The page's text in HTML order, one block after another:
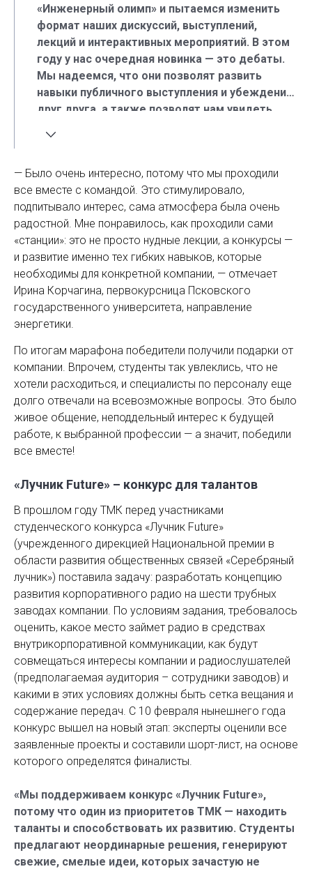
«Инженерный олимп» и пытаемся изменить
формат наших дискуссий, выступлений,
лекций и интерактивных мероприятий. В этом
году у нас очередная новинка — это дебаты.
Мы надеемся, что они позволят развить
навыки публичного выступления и убеждения
друг друга, а также позволят нам увидеть
— Было очень интересно, потому что мы проходили
все вместе с командой. Это стимулировало,
подпитывало интерес, сама атмосфера была очень
радостной. Мне понравилось, как проходили сами
«станции»: это не просто нудные лекции, а конкурсы —
и развитие именно тех гибких навыков, которые
необходимы для конкретной компании, — отмечает
Ирина Корчагина, первокурсница Псковского
государственного университета, направление
энергетики.
По итогам марафона победители получили подарки от
компании. Впрочем, студенты так увлеклись, что не
хотели расходиться, и специалисты по персоналу еще
долго отвечали на всевозможные вопросы. Это было
живое общение, неподдельный интерес к будущей
работе, к выбранной профессии — а значит, победили
все вместе!
«Лучник Future» – конкурс для талантов
В прошлом году ТМК перед участниками
студенческого конкурса «Лучник Future»
(учрежденного дирекцией Национальной премии в
области развития общественных связей «Серебряный
лучник») поставила задачу: разработать концепцию
развития корпоративного радио на шести трубных
заводах компании. По условиям задания, требовалось
оценить, какое место займет радио в средствах
внутрикорпоративной коммуникации, как будут
совмещаться интересы компании и радио­слушателей
(предполагаемая аудитория – сотрудники заводов) и
какими в этих условиях должны быть сетка вещания и
содержание передач. С 10 февраля нынешнего года
конкурс вышел на новый этап: эксперты оценили все
заявленные проекты и составили шорт-лист, на основе
которого определятся финалисты.
«Мы поддерживаем конкурс «Лучник Future»,
потому что один из приоритетов ТМК — находить
таланты и способствовать их развитию. Студенты
предлагают неординарные решения, генерируют
свежие, смелые идеи, которых зачастую не